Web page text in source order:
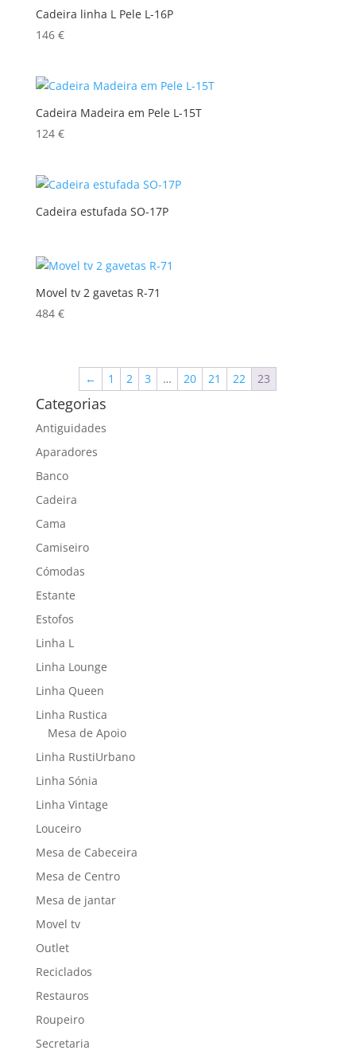
Cadeira linha L Pele L-16P
146 €
Cadeira Madeira em Pele L-15T
124 €
Cadeira estufada SO-17P
Movel tv 2 gavetas R-71
484 €
← 1 2 3 … 20 21 22 23
Categorias
Antiguidades
Aparadores
Banco
Cadeira
Cama
Camiseiro
Cómodas
Estante
Estofos
Linha L
Linha Lounge
Linha Queen
Linha Rustica
Mesa de Apoio
Linha RustiUrbano
Linha Sónia
Linha Vintage
Louceiro
Mesa de Cabeceira
Mesa de Centro
Mesa de jantar
Movel tv
Outlet
Reciclados
Restauros
Roupeiro
Secretaria